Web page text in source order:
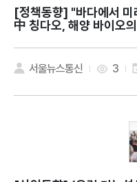
[정책동향]
中 칭다오, 해양 바이오
서울뉴스통신 3